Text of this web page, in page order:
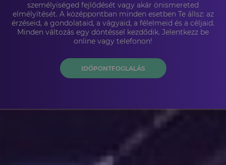
személyiséged fejlődését vagy akár önismereted
elmélyítését. A középpontban minden esetben Te állsz: az
érzéseid, a gondolataid, a vágyaid, a félelmeid és a céljaid.
Minden változás egy döntéssel kezdődik. Jelentkezz be
online vagy telefonon!
IDŐPONTFOGLALÁS